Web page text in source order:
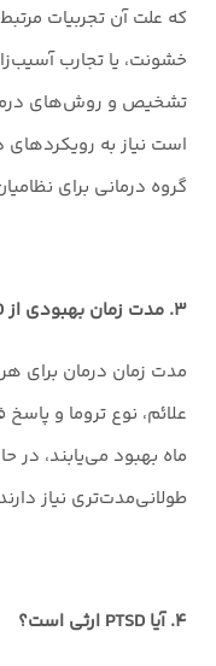
که علت آن تجربیات
خشونت، یا تجارب
تشخیص و روش‌های
است نیاز به رویکردهای
گروه درمانی برای
۳. مدت زمان بهبودی از PTSD چقدر است؟
مدت زمان درمان برای
علائم، نوع تروما و
ماه بهبود می‌یابند، در
طولانی‌مدت‌تری نیاز
۴. آیا PTSD ارثی است؟